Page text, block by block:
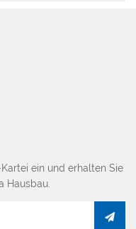
ein und erhalten Sie
Hausbau.